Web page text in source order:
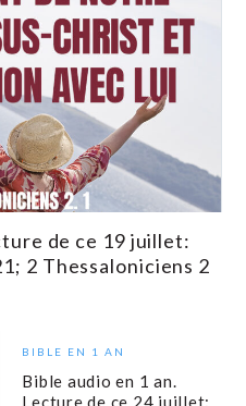
de ce 19 juillet:
2 Thessaloniciens 2
BIBLE EN 1 AN
Bible audio en 1 an.
Lecture de ce 24 juillet: